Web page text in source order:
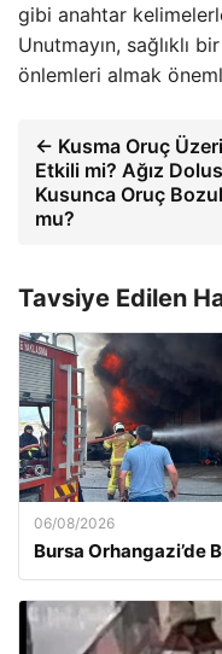
gibi anahtar
Unutmayın, sağlıklı
önlemleri almak
← Kusma Oruç
Etkili mi? Ağız
Kusunca Oruç
mu?
Tavsiye Edilen
06/08/2026
Bursa Orhangazi’de